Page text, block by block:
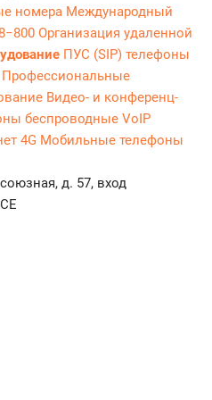
номера Международный
Организация удаленной
ПУС (SIP) телефоны
Профессиональные
Видео- и конференц-
беспроводные VoIP
4G Мобильные телефоны
д. 57, вход